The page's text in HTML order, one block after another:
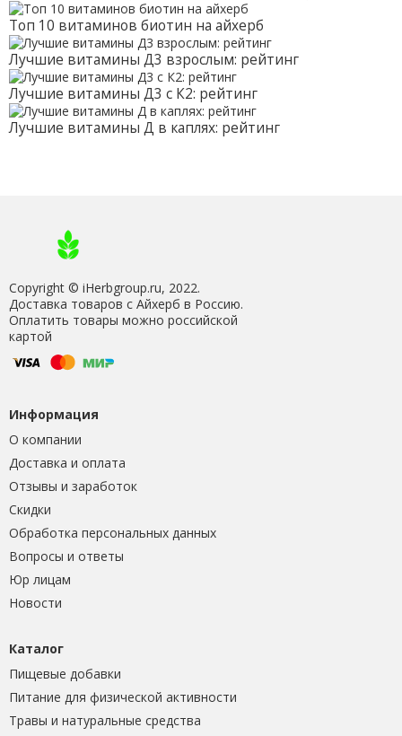
Топ 10 витаминов биотин на айхерб
Лучшие витамины Д3 взрослым: рейтинг
Лучшие витамины Д3 с К2: рейтинг
Лучшие витамины Д в каплях: рейтинг
Copyright © iHerbgroup.ru, 2022.
Доставка товаров с Айхерб в Россию.
Оплатить товары можно российской
картой
Информация
О компании
Доставка и оплата
Отзывы и заработок
Скидки
Обработка персональных данных
Вопросы и ответы
Юр лицам
Новости
Каталог
Пищевые добавки
Питание для физической активности
Травы и натуральные средства